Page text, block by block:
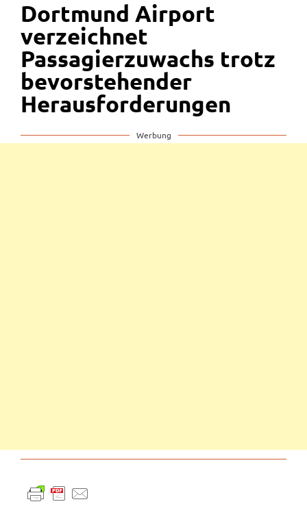
Dortmund Airport
verzeichnet
Passagierzuwachs trotz
bevorstehender
Herausforderungen
Werbung